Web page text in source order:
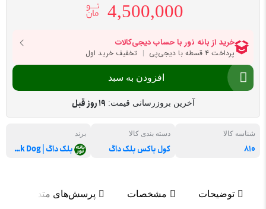
4,500,000
افزودن به سبد
آخرین بروزرسانی قیمت: 19 روز قبل
شناسه کالا
810
دسته بندی کالا
کول باکس بلک داگ
برند
بلک داگ | Black Dog
توضیحات مشخصات پرسش‌های متداول